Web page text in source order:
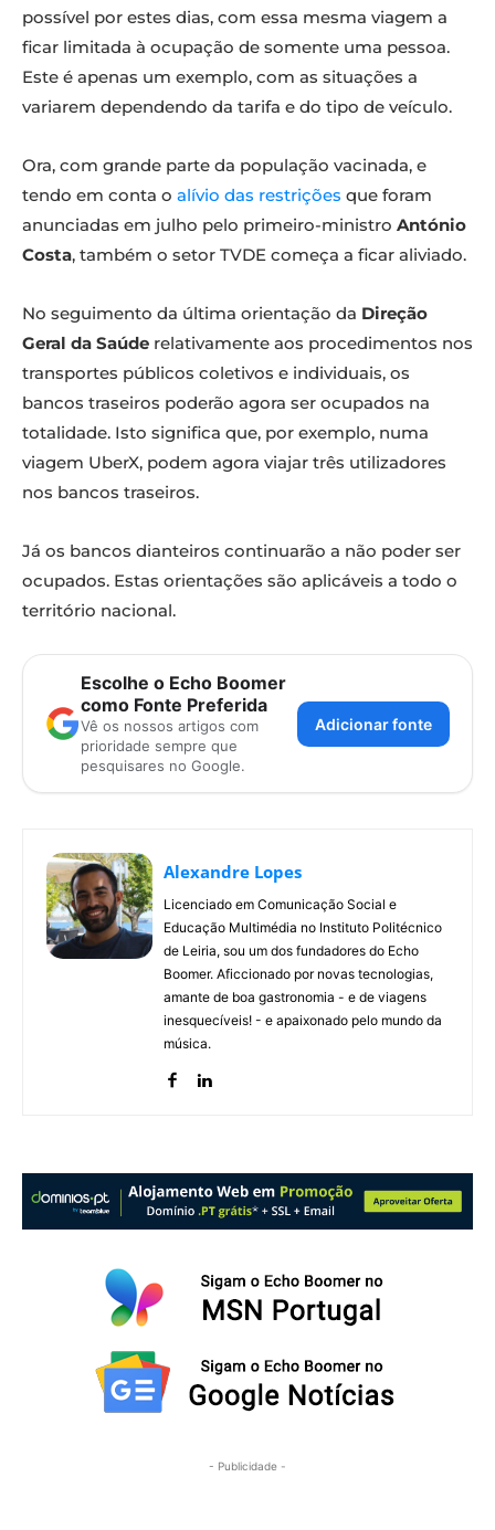
possível por estes dias, com essa mesma viagem a
ficar limitada à ocupação de somente uma pessoa.
Este é apenas um exemplo, com as situações a
variarem dependendo da tarifa e do tipo de veículo.
Ora, com grande parte da população vacinada, e
tendo em conta o alívio das restrições que foram
anunciadas em julho pelo primeiro-ministro António
Costa, também o setor TVDE começa a ficar aliviado.
No seguimento da última orientação da Direção
Geral da Saúde relativamente aos procedimentos nos
transportes públicos coletivos e individuais, os
bancos traseiros poderão agora ser ocupados na
totalidade. Isto significa que, por exemplo, numa
viagem UberX, podem agora viajar três utilizadores
nos bancos traseiros.
Já os bancos dianteiros continuarão a não poder ser
ocupados. Estas orientações são aplicáveis a todo o
território nacional.
Escolhe o Echo Boomer
como Fonte Preferida
Vê os nossos artigos com
prioridade sempre que
pesquisares no Google.
Adicionar fonte
Alexandre Lopes
Licenciado em Comunicação Social e
Educação Multimédia no Instituto Politécnico
de Leiria, sou um dos fundadores do Echo
Boomer. Aficcionado por novas tecnologias,
amante de boa gastronomia - e de viagens
inesquecíveis! - e apaixonado pelo mundo da
música.
- Publicidade -